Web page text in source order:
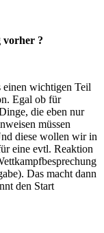
vorher ?
einen wichtigen Teil
Egal ob für
die eben nur
müssen
diese wollen wir in
eine evtl. Reaktion
Das macht dann
den Start